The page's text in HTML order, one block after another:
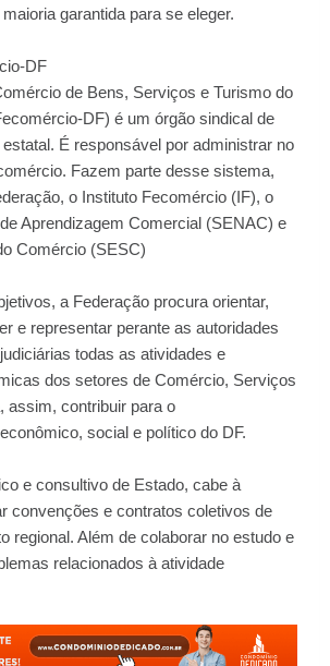
garantida para se eleger.
DF
de Bens, Serviços e Turismo do
DF) é um órgão sindical de
É responsável por administrar no
Fazem parte desse sistema,
o Instituto Fecomércio (IF), o
Aprendizagem Comercial (SENAC) e
Comércio (SESC)
a Federação procura orientar,
e representar perante as autoridades
todas as atividades e
dos setores de Comércio, Serviços
assim, contribuir para o
social e político do DF.
e consultivo de Estado, cabe à
convenções e contratos coletivos de
regional. Além de colaborar no estudo e
relacionados à atividade